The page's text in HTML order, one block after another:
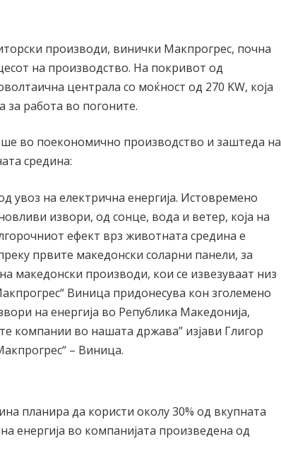
производи, винички Макпрогрес, почна
на производство. На покривот од
централа со моќност од 270 KW, која
за работа во погоните.
во поекономично производство и заштеда на
средина:
увоз на електрична енергија. Истовремено
извори, од сонце, вода и ветер, која на
ефект врз животната средина е
првите македонски соларни панели, за
македонски производи, кои се извезуваат низ
Виница придонесува кон зголемено
на енергија во Република Македонија,
компании во нашата држава” изјави Глигор
– Виница.
планира да користи околу 30% од вкупната
енергија во компанијата произведена од